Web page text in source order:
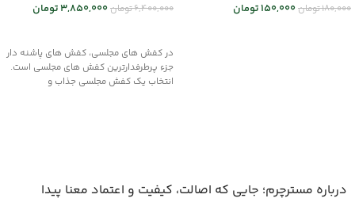
180,000تومان150,000تومان
6,400,000تومان3,850,000تومان
در کفش های مجلسی، کفش های پاشنه دار
جزء پرطرفدارترین کفش های مجلسی است.
انتخاب یک کفش مجلسی جذاب و
درباره مسترچرم؛ جایی که اصالت، کیفیت و اعتماد معنا پیدا